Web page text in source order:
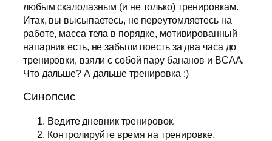
любым скалолазным (и не только) тренировкам.
Итак, вы высыпаетесь, не переутомляетесь на
работе, масса тела в порядке, мотивированный
напарник есть, не забыли поесть за два часа до
тренировки, взяли с собой пару бананов и BCAA.
Что дальше? А дальше тренировка :)
Синопсис
Ведите дневник тренировок.
Контролируйте время на тренировке.